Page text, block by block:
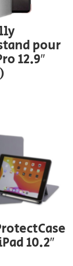
pour
12.9″
10.2″